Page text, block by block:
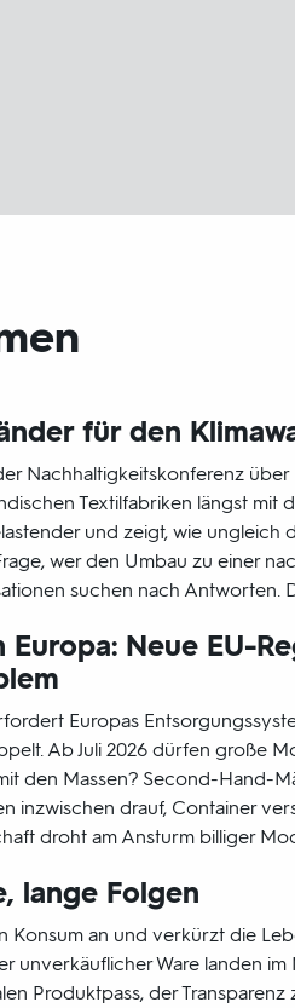
für den
Nachhaltigkeitskonferenz
Textilfabriken längst mit
und zeigt, wie ungleich
wer den Umbau zu einer
suchen nach
Neue EU-
Europas
Ab Juli 2026 dürfen große
den Massen? Second-Hand-
inzwischen drauf, Container
droht am Ansturm billiger
lange Folgen
Konsum an und verkürzt die
unverkäuflicher Ware landen
Produktpass, der